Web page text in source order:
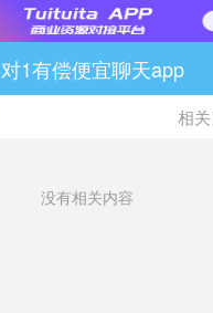
1有偿便宜聊天app
相
没有相关内容